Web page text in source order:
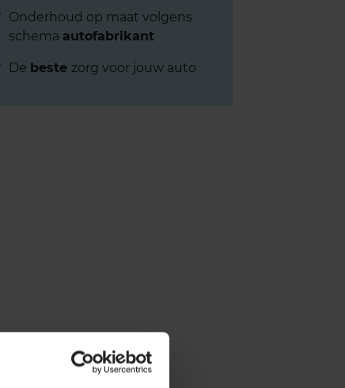
Onderhoud op maat volgens
schema autofabrikant
De beste zorg voor jouw auto